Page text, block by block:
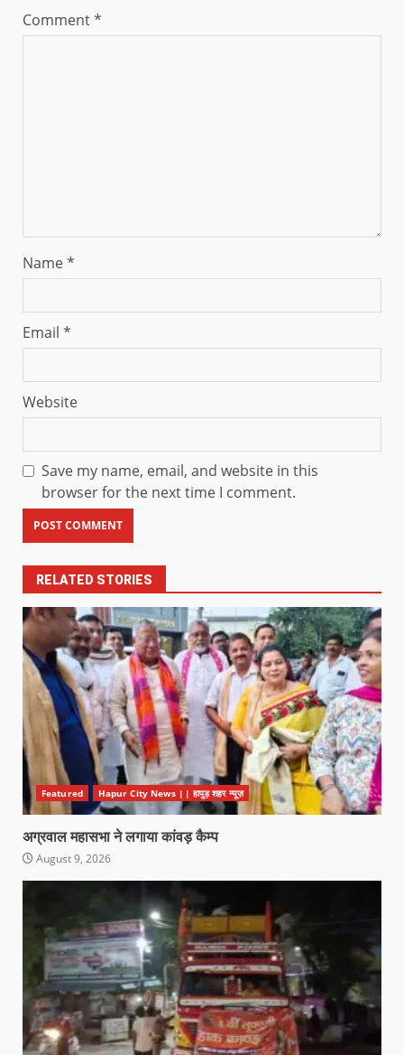
Comment*
Name*
Email *
Website
Save my name, email, and website in this
browser for the next time I comment.
RELATED STORIES
Featured Hapur City News || हापुड़ शहर न्यूज़
अग्रवाल महासभा ने लगाया कांवड़ कैम्प
August 9, 2026